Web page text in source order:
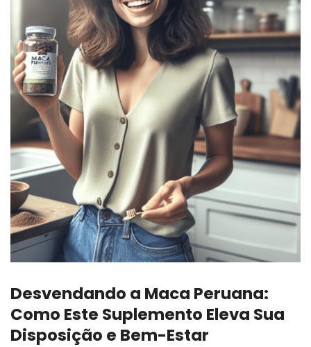
Desvendando a Maca Peruana:
Como Este Suplemento Eleva Sua
Disposição e Bem-Estar